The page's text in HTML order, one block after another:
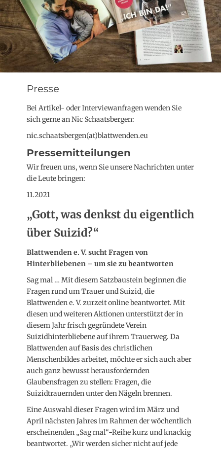
Presse
Bei Artikel- oder Interviewanfragen wenden Sie
sich gerne an Nic Schaatsbergen:
nic.schaatsbergen(at)blattwenden.eu
Pressemitteilungen
Wir freuen uns, wenn Sie unsere Nachrichten unter
die Leute bringen:
11.2021
„Gott, was denkst du eigentlich
über Suizid?“
Blattwenden e. V. sucht Fragen von
Hinterbliebenen – um sie zu beantworten
Sag mal … Mit diesem Satzbaustein beginnen die
Fragen rund um Trauer und Suizid, die
Blattwenden e. V. zurzeit online beantwortet. Mit
diesen und weiteren Aktionen unterstützt der in
diesem Jahr frisch gegründete Verein
Suizidhinterbliebene auf ihrem Trauerweg. Da
Blattwenden auf Basis des christlichen
Menschenbildes arbeitet, möchte er sich auch aber
auch ganz bewusst herausfordernden
Glaubensfragen zu stellen: Fragen, die
Suizidtrauernden unter den Nägeln brennen.
Eine Auswahl dieser Fragen wird im März und
April nächsten Jahres im Rahmen der wöchentlich
erscheinenden „Sag mal“-Reihe kurz und knackig
beantwortet. „Wir werden sicher nicht auf jede